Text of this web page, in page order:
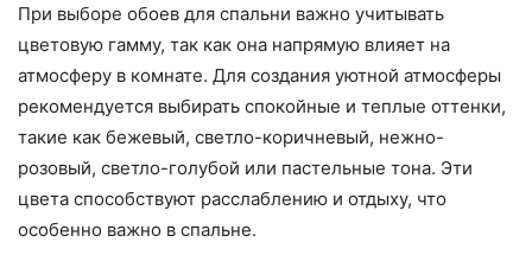
При выборе обоев для спальни важно учитывать
цветовую гамму, так как она напрямую влияет на
атмосферу в комнате. Для создания уютной атмосферы
рекомендуется выбирать спокойные и теплые оттенки,
такие как бежевый, светло-коричневый, нежно-
розовый, светло-голубой или пастельные тона. Эти
цвета способствуют расслаблению и отдыху, что
особенно важно в спальне.